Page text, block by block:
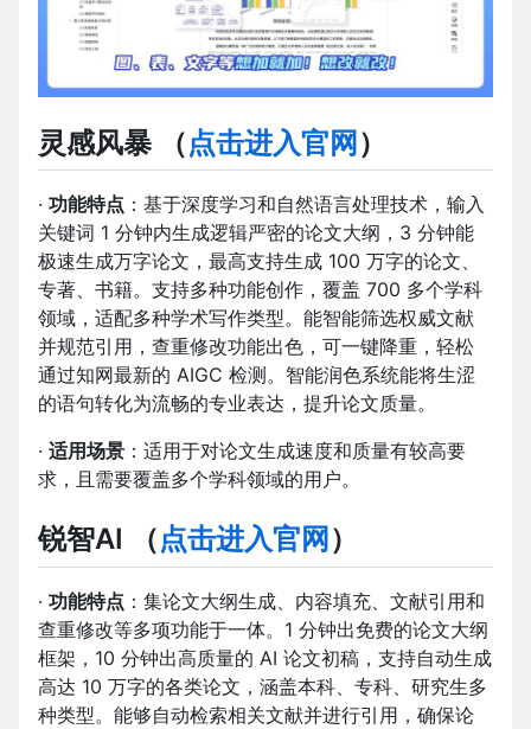
灵感风暴（点击进入官网 ）
· 功能特点 ：基于深度学习和自然语言处理技术，输入
关键词 1 分钟内生成逻辑严密的论文大纲，3 分钟能
极速生成万字论文，最高支持生成 100 万字的论文、
专著、书籍。支持多种功能创作，覆盖 700 多个学科
领域，适配多种学术写作类型。能智能筛选权威文献
并规范引用，查重修改功能出色，可一键降重，轻松
通过知网最新的 AIGC 检测。智能润色系统能将生涩
的语句转化为流畅的专业表达，提升论文质量。
· 适用场景 ：适用于对论文生成速度和质量有较高要
求，且需要覆盖多个学科领域的用户。
锐智AI （点击进入官网 ）
· 功能特点 ：集论文大纲生成、内容填充、文献引用和
查重修改等多项功能于一体。1 分钟出免费的论文大纲
框架，10 分钟出高质量的 AI 论文初稿，支持自动生成
高达 10 万字的各类论文，涵盖本科、专科、研究生多
种类型。能够自动检索相关文献并进行引用，确保论